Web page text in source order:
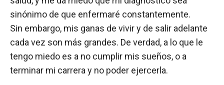
sinónimo de que enfermaré constantemente.
Sin embargo, mis ganas de vivir y de salir adelante
cada vez son más grandes. De verdad, a lo que le
tengo miedo es a no cumplir mis sueños, o a
terminar mi carrera y no poder ejercerla.